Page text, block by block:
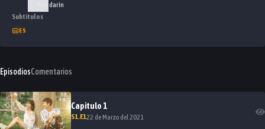
Mandarín
Subtítulos
ES
EpisodiosComentarios
Capitulo 1
S1.E122 de Marzo del 2021